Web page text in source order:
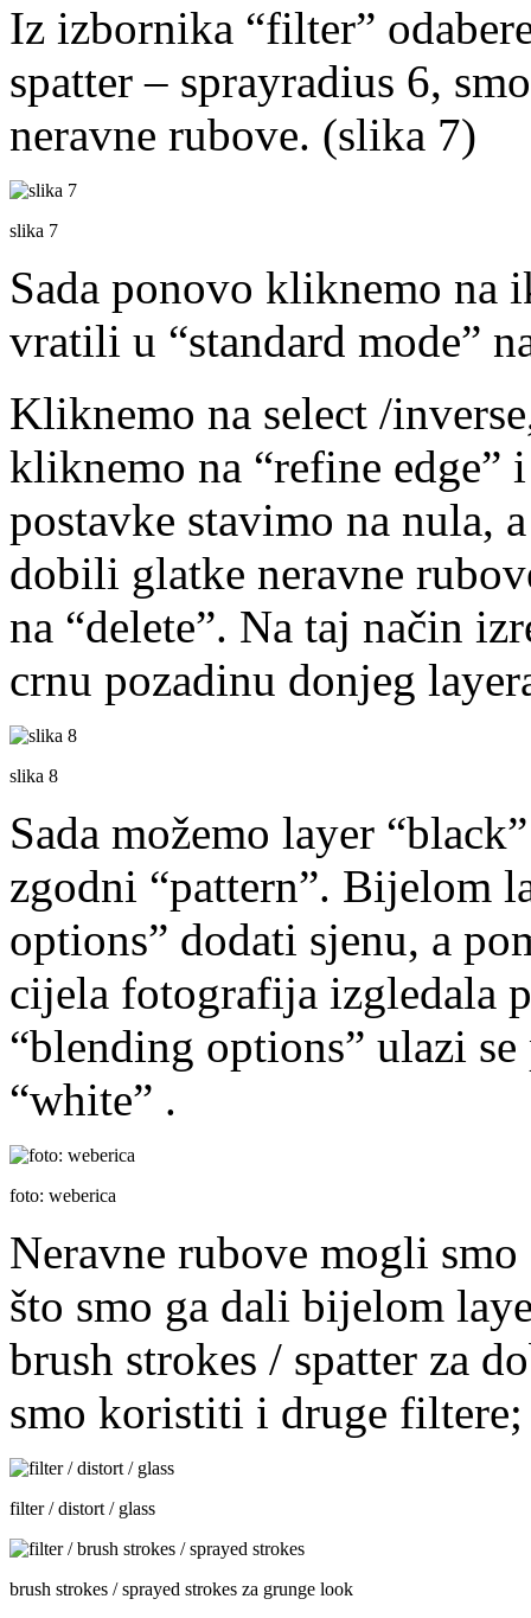
Iz izbornika “filter”
spatter – sprayradius 6,
neravne rubove. (slika 7)
slika 7
Sada ponovo kliknemo na
vratili u “standard mode”
Kliknemo na select /
kliknemo na “refine edge”
postavke stavimo na nula,
dobili glatke neravne
na “delete”. Na taj način
crnu pozadinu donjeg
slika 8
Sada možemo layer
zgodni “pattern”. Bijelom
options” dodati sjenu, a
cijela fotografija izgledala
“blending options” ulazi
“white” .
foto: weberica
Neravne rubove mogli
što smo ga dali bijelom
brush strokes / spatter za
smo koristiti i druge
filter / distort / glass
brush strokes / sprayed strokes za grunge look